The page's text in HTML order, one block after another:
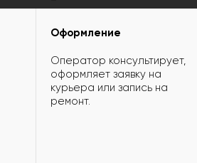
Оформление
Оператор консультирует,
оформляет заявку на
курьера или запись на
ремонт.